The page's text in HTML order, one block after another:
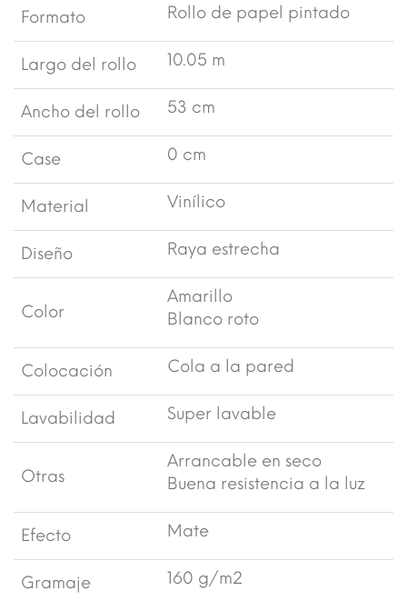
Formato Rollo de papel pintado
Largo del rollo 10.05 m
Ancho del rollo 53 cm
Case 0 cm
Material Vinílico
Diseño Raya estrecha
Color
Amarillo
Blanco roto
Colocación Cola a la pared
Lavabilidad Super lavable
Otras
Arrancable en seco
Buena resistencia a la luz
Efecto Mate
Gramaje 160 g/m2